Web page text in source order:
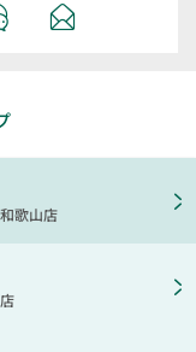
歌山店